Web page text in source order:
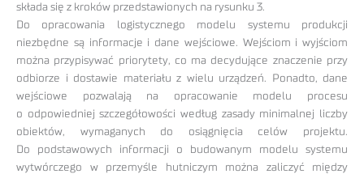
składa się z kroków przedstawionych na rysunku 3.
Do opracowania logistycznego modelu systemu produkcji
niezbędne są informacje i dane wejściowe. Wejściom i wyjściom
można przypisywać priorytety, co ma decydujące znaczenie przy
odbiorze i dostawie materiału z wielu urządzeń. Ponadto, dane
wejściowe pozwalają na opracowanie modelu procesu
o odpowiedniej szczegółowości według zasady minimalnej liczby
obiektów, wymaganych do osiągnięcia celów projektu.
Do podstawowych informacji o budowanym modelu systemu
wytwórczego w przemyśle hutniczym można zaliczyć między